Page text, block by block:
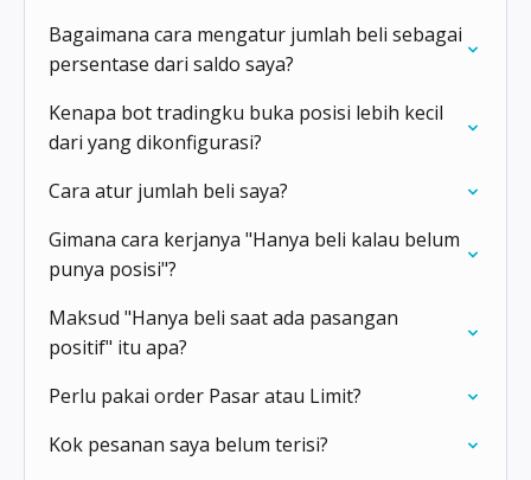
Bagaimana cara mengatur jumlah beli sebagai
persentase dari saldo saya?
Kenapa bot tradingku buka posisi lebih kecil
dari yang dikonfigurasi?
Cara atur jumlah beli saya?
Gimana cara kerjanya "Hanya beli kalau belum
punya posisi"?
Maksud "Hanya beli saat ada pasangan
positif" itu apa?
Perlu pakai order Pasar atau Limit?
Kok pesanan saya belum terisi?